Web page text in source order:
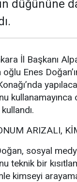
düğününe
İl Başkanı
oğlu Enes
ARIZALI,
sosyal
teknik bir
kimseyi